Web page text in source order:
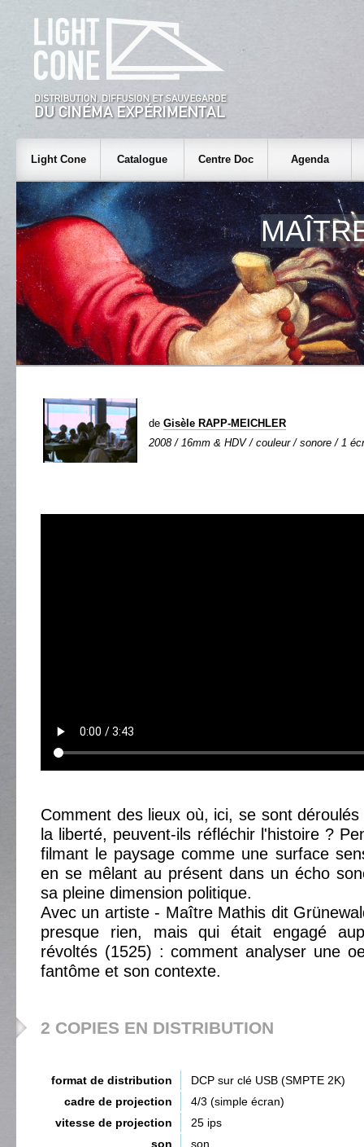
Light Cone Catalogue Centre Doc Agenda
de Gisèle RAPP-MEICHLER
2008 / 16mm & HDV / couleur / sonore / 1
Comment des lieux où, ici, se sont
la liberté, peuvent-ils réfléchir l'histoire ?
filmant le paysage comme une surface
en se mêlant au présent dans un écho
sa pleine dimension politique.
Avec un artiste - Maître Mathis dit
presque rien, mais qui était engagé
révoltés (1525) : comment analyser une
fantôme et son contexte.
2 COPIES EN DISTRIBUTION
format de distribution
DCP sur clé USB (SMPTE 2K)
cadre de projection
4/3 (simple écran)
vitesse de projection
25 ips
son
son